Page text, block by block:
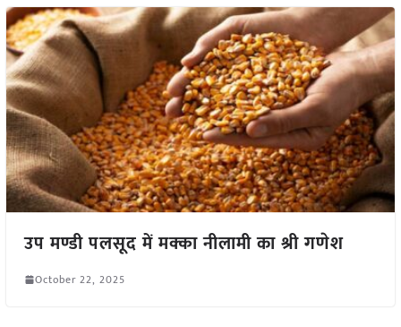
उप मण्डी पलसूद में मक्का नीलामी का श्री गणेश
October 22, 2025